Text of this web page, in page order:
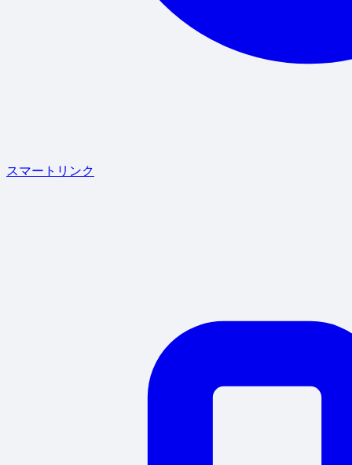
スマートリンク